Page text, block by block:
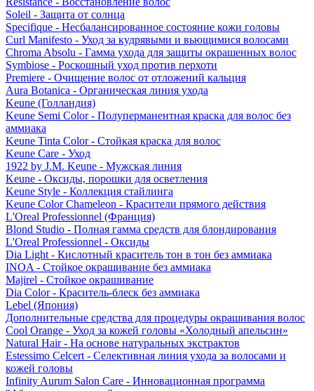
Soleil - Защита от солнца
Specifique - Несбалансированное состояние кожи головы
Curl Manifesto - Уход за кудрявыми и вьющимися волосами
Chroma Absolu - Гамма ухода для защиты окрашенных волос
Symbiose - Роскошный уход против перхоти
Premiere - Очищение волос от отложений кальция
Aura Botanica - Органическая линия ухода
Keune (Голландия)
Keune Semi Color - Полуперманентная краска для волос без
аммиака
Keune Tinta Color - Стойкая краска для волос
Keune Care - Уход
1922 by J.M. Keune - Мужская линия
Keune - Оксиды, порошки для осветления
Keune Style - Коллекция стайлинга
Keune Color Chameleon - Красители прямого действия
L'Oreal Professionnel (Франция)
Blond Studio - Полная гамма средств для блондирования
L'Oreal Professionnel - Оксиды
Dia Light - Кислотный краситель тон в тон без аммиака
INOA - Стойкое окрашивание без аммиака
Majirel - Стойкое окрашивание
Dia Color - Краситель-блеск без аммиака
Lebel (Япония)
Дополнительные средства для процедуры окрашивания волос
Cool Orange - Уход за кожей головы «Холодный апельсин»
Natural Hair - На основе натуральных экстрактов
Estessimo Celcert - Селективная линия ухода за волосами и
кожей головы
Infinity Aurum Salon Care - Инновационная программа